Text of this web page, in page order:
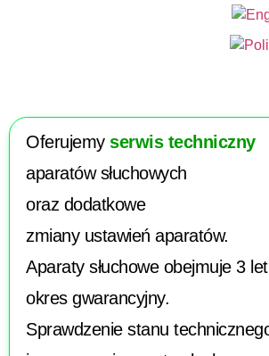
Oferujemy serwis techniczny
aparatów słuchowych
oraz dodatkowe
zmiany ustawień aparatów.
Aparaty słuchowe obejmuje 3
okres gwarancyjny.
Sprawdzenie stanu